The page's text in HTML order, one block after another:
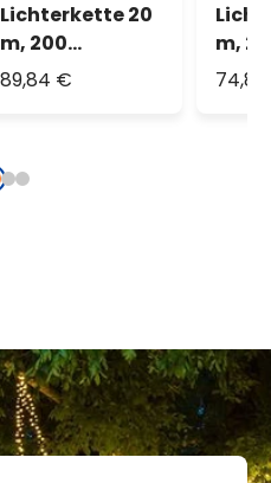
Lichterkette 20
m, 200
kaltweiße
IP67
89,84 €
m,